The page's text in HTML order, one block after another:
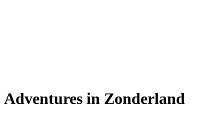
Adventures in Zonderland